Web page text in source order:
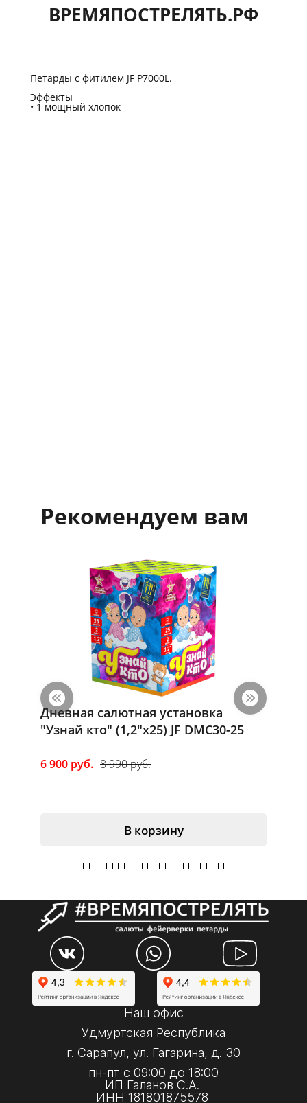
ВРЕМЯПОСТРЕЛЯТЬ.РФ
Петарды с фитилем JF P7000L.
Эффекты
1 мощный хлопок
Рекомендуем вам
Дневная салютная установка
"Узнай кто" (1,2"х25) JF DMC30-25
6 900 руб. 8 990 руб.
В корзину
Наш офис
Удмуртская Республика
г. Сарапул, ул. Гагарина, д. 30
пн-пт с 09:00 до 18:00
ИП Галанов С.А.
ИНН 181801875578